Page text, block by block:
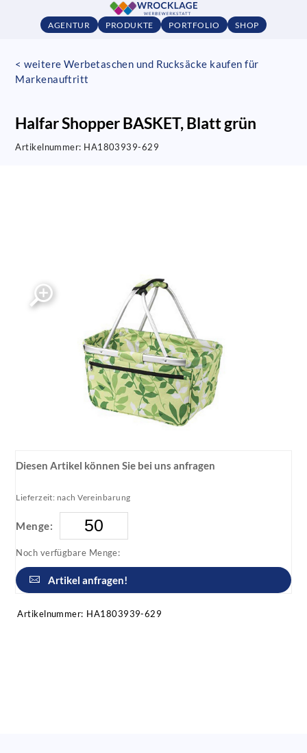
AGENTUR PRODUKTE PORTFOLIO SHOP
< weitere Werbetaschen und Rucksäcke kaufen für
Markenauftritt
Halfar Shopper BASKET, Blatt grün
Artikelnummer: HA1803939-629
Diesen Artikel können Sie bei uns anfragen
Lieferzeit: nach Vereinbarung
Menge:
Noch verfügbare Menge:
Artikel anfragen!
Artikelnummer: HA1803939-629